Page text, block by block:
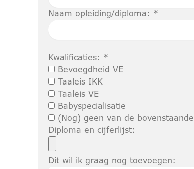
Naam opleiding/diploma: *
Kwalificaties: *
Bevoegdheid VE
Taaleis IKK
Taaleis VE
Babyspecialisatie
(Nog) geen van de bovenstaande
Diploma en cijferlijst:
Dit wil ik graag nog toevoegen: